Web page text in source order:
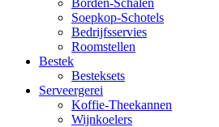
Borden-Schalen
Soepkop-Schotels
Bedrijfsservies
Roomstellen
Bestek
Besteksets
Serveergerei
Koffie-Theekannen
Wijnkoelers